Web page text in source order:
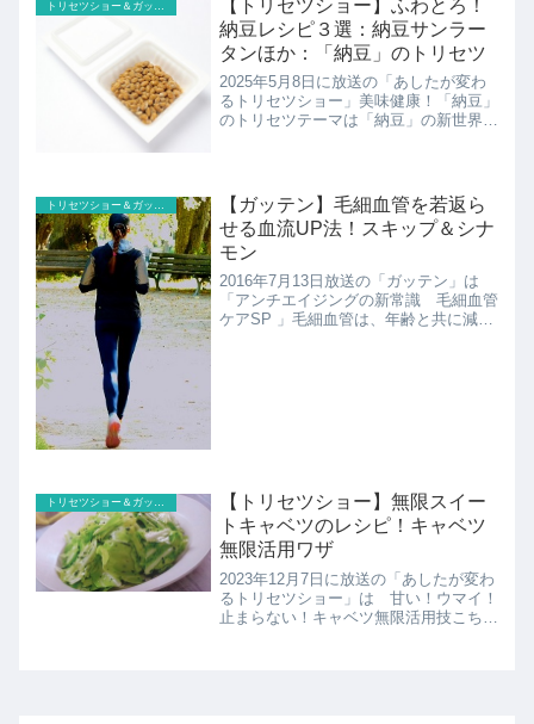
【トリセツショー】ふわとろ！
納豆レシピ３選：納豆サンラー
タンほか：「納豆」のトリセツ
2025年5月8日に放送の「あしたが変わ
るトリセツショー」美味健康！「納豆」
のトリセツテーマは「納豆」の新世界。
身。いつもの料理を新...
【ガッテン】毛細血管を若返ら
せる血流UP法！スキップ＆シナ
モン
2016年7月13日放送の「ガッテン」は
「アンチエイジングの新常識 毛細血管
ケアSP 」毛細血管は、年齢と共に減っ
トリセツショー＆ガッテン
【トリセツショー】無限スイー
トキャベツのレシピ！キャベツ
無限活用ワザ
2023年12月7日に放送の「あしたが変わ
るトリセツショー」は 甘い！ウマイ！
止まらない！キャベツ無限活用技こちら